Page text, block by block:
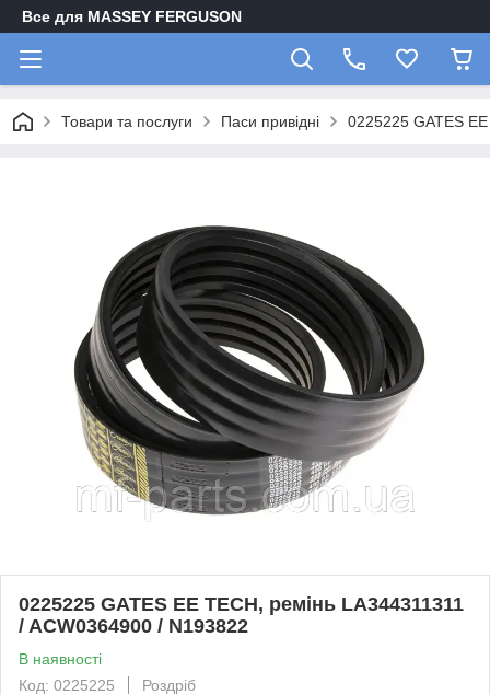
Все для MASSEY FERGUSON
Товари та послуги Паси привідні 0225225 GATES
0225225 GATES EE TECH, ремінь LA344311311
/ ACW0364900 / N193822
В наявності
Код: 0225225
Роздріб